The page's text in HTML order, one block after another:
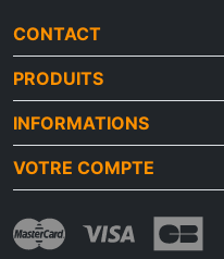
CONTACT
PRODUITS
INFORMATIONS
VOTRE COMPTE